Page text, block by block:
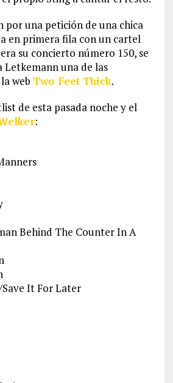
por una petición de una chica
en primera fila con un cartel
su concierto número 150, se
Letkemann una de las
web Two Feet Thick.
de esta pasada noche y el
:
Behind The Counter In A
It For Later